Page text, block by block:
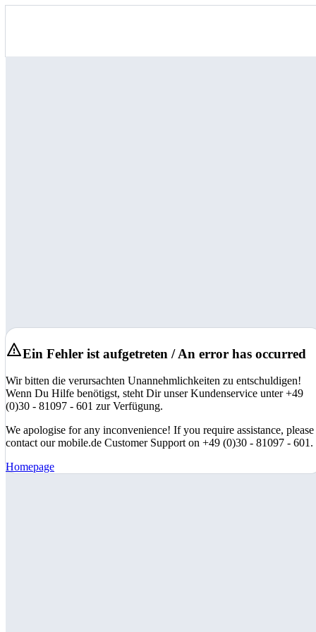
Ein Fehler ist aufgetreten / An error has occurred
Wir bitten die verursachten Unannehmlichkeiten zu entschuldigen!
Wenn Du Hilfe benötigst, steht Dir unser Kundenservice unter +49
(0)30 - 81097 - 601 zur Verfügung.
We apologise for any inconvenience! If you require assistance, please
contact our mobile.de Customer Support on +49 (0)30 - 81097 - 601.
Homepage